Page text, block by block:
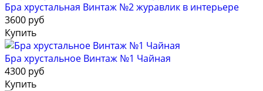
Бра хрустальная Винтаж №2 журавлик в интерьере
3600 руб
Купить
Бра хрустальное Винтаж №1 Чайная
4300 руб
Купить